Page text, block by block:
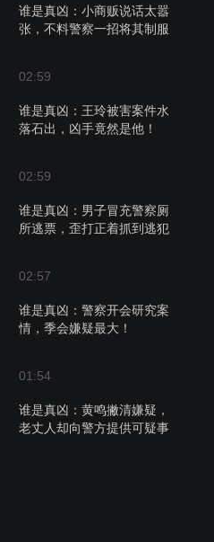
谁是真凶：小商贩说话太嚣
张，不料警察一招将其制服
02:59
谁是真凶：王玲被害案件水
落石出，凶手竟然是他！
02:59
谁是真凶：男子冒充警察厕
所逃票，歪打正着抓到逃犯
02:57
谁是真凶：警察开会研究案
情，季会嫌疑最大！
01:54
谁是真凶：黄鸣撇清嫌疑，
老丈人却向警方提供可疑事